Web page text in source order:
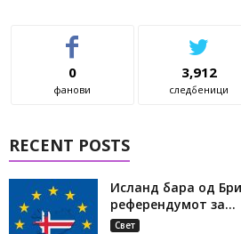
0
фанови
3,912
следбеници
RECENT POSTS
Исланд бара од
референдумот за...
Свет